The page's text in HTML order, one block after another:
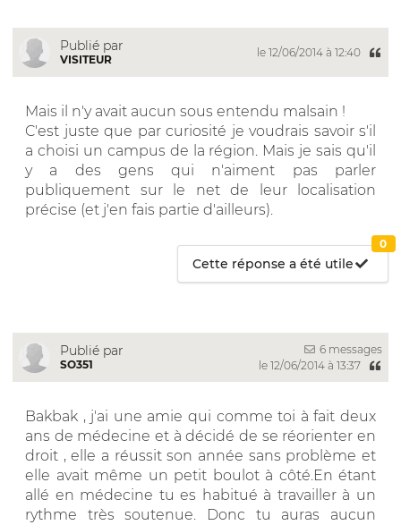
Publié par
VISITEUR
le 12/06/2014 à 12:40
Mais il n'y avait aucun sous entendu malsain !
C'est juste que par curiosité je voudrais savoir s'il
a choisi un campus de la région. Mais je sais qu'il
y a des gens qui n'aiment pas parler
publiquement sur le net de leur localisation
précise (et j'en fais partie d'ailleurs).
Cette réponse a été utile
0
Publié par
SO351
6 messages
le 12/06/2014 à 13:37
Bakbak , j'ai une amie qui comme toi à fait deux
ans de médecine et à décidé de se réorienter en
droit , elle a réussit son année sans problème et
elle avait même un petit boulot à côté.En étant
allé en médecine tu es habitué à travailler à un
rythme très soutenue. Donc tu auras aucun